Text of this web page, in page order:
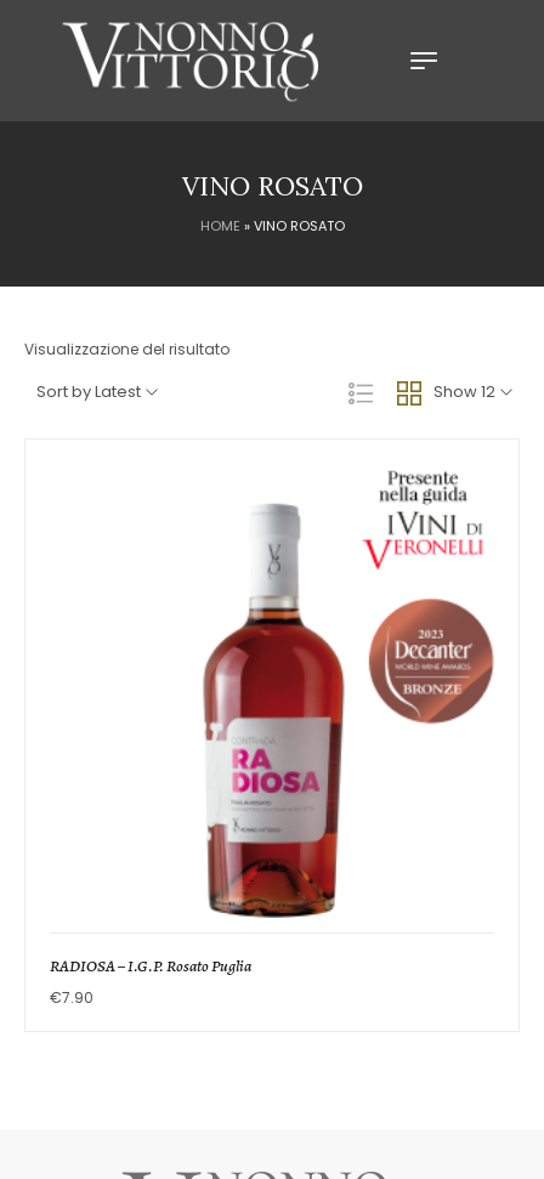
VINO ROSATO
HOME »VINO ROSATO
Visualizzazione del risultato
Show 12
Sort by Latest
RADIOSA – I.G.P. Rosato Puglia
€7.90